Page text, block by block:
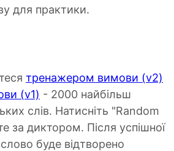
для практики.
тренажером вимови (v2)
(v1) - 2000 найбільш
слів. Натисніть "Random
за диктором. Після успішної
буде відтворено